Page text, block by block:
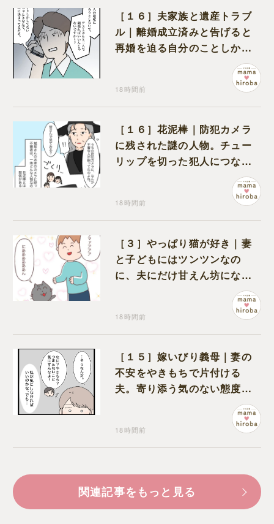
［１６］夫家族と遺産トラブ
ル｜離婚成立済みと告げると
再婚を迫る自分のことしか考
18時間前
［１６］花泥棒｜防犯カメラ
に残された謎の人物。チュー
リップを切った犯人につなが
る証拠になるのか期待する
18時間前
［３］やっぱり猫が好き｜妻
と子どもにはツンツンなの
に、夫にだけ甘えん坊になる
18時間前
［１５］嫁いびり義母｜妻の
不安をやきもちで片付ける
夫。寄り添う気のない態度に
18時間前
関連記事をもっと見る